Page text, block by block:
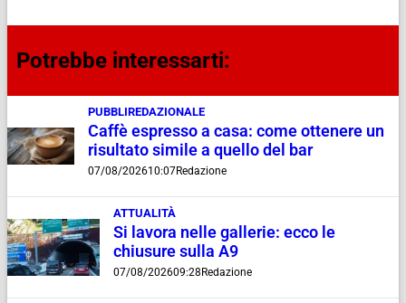
Potrebbe interessarti:
PUBBLIREDAZIONALE
Caffè espresso a casa: come ottenere un
risultato simile a quello del bar
07/08/202610:07Redazione
ATTUALITÀ
Si lavora nelle gallerie: ecco le
chiusure sulla A9
07/08/202609:28 Redazione